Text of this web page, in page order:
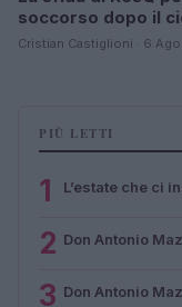
soccorso dopo il
Cristian Castiglioni · 6
PIÙ LETTI
1 L’estate che ci
2 Don Antonio
3 Don Antonio